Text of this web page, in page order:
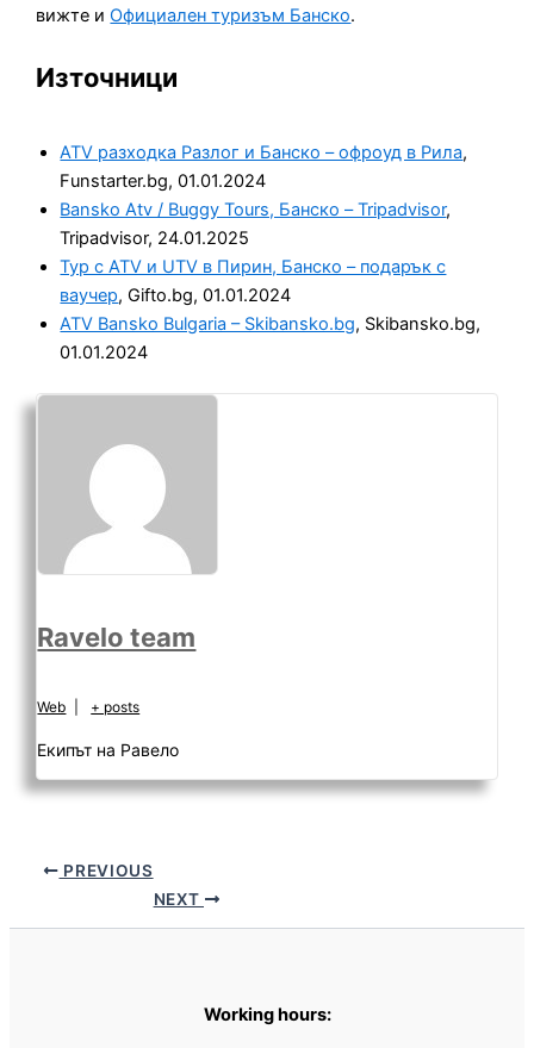
вижте иОфициален туризъм Банско.
Източници
ATV разходка Разлог и Банско – офроуд в Рила,
Funstarter.bg, 01.01.2024
Bansko Atv / Buggy Tours, Банско – Tripadvisor,
Tripadvisor, 24.01.2025
Тур с ATV и UTV в Пирин, Банско – подарък с
ваучер, Gifto.bg, 01.01.2024
ATV Bansko Bulgaria – Skibansko.bg, Skibansko.bg,
01.01.2024
Ravelo team
Web + posts
Екипът на Равело
PREVIOUS
NEXT
Working hours: